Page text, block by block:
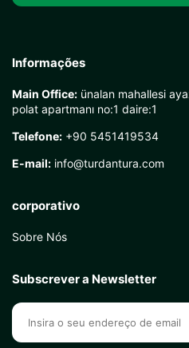
Informações
Main Office: ünalan mahallesi
polat apartmanı no:1 daire:1
Telefone: +90 5451419534
E-mail: info@turdantura.com
corporativo
Sobre Nós
Subscrever a Newsletter